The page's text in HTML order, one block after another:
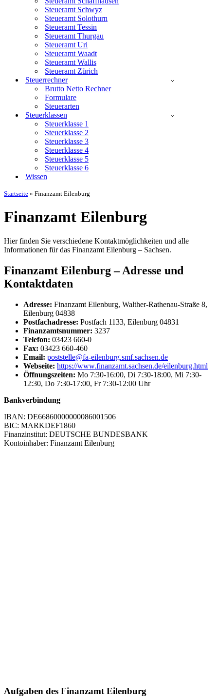
Steueramt Schwyz
Steueramt Solothurn
Steueramt Tessin
Steueramt Thurgau
Steueramt Uri
Steueramt Waadt
Steueramt Wallis
Steueramt Zürich
Steuerrechner
Brutto Netto Rechner
Formulare
Steuerarten
Steuerklassen
Steuerklasse 1
Steuerklasse 2
Steuerklasse 3
Steuerklasse 4
Steuerklasse 5
Steuerklasse 6
Wissen
Startseite » Finanzamt Eilenburg
Finanzamt Eilenburg
Hier finden Sie verschiedene Kontaktmöglichkeiten und alle
Informationen für das Finanzamt Eilenburg – Sachsen.
Finanzamt Eilenburg – Adresse und
Kontaktdaten
Adresse: Finanzamt Eilenburg, Walther-Rathenau-Straße 8,
Eilenburg 04838
Postfachadresse: Postfach 1133, Eilenburg 04831
Finanzamtsnummer: 3237
Telefon: 03423 660-0
Fax: 03423 660-460
Email: poststelle@fa-eilenburg.smf.sachsen.de
Webseite: https://www.finanzamt.sachsen.de/eilenburg.html
Öffnungszeiten: Mo 7:30-16:00, Di 7:30-18:00, Mi 7:30-
12:30, Do 7:30-17:00, Fr 7:30-12:00 Uhr
Bankverbindung
IBAN: DE66860000000086001506
BIC: MARKDEF1860
Finanzinstitut: DEUTSCHE BUNDESBANK
Kontoinhaber: Finanzamt Eilenburg
Aufgaben des Finanzamt Eilenburg